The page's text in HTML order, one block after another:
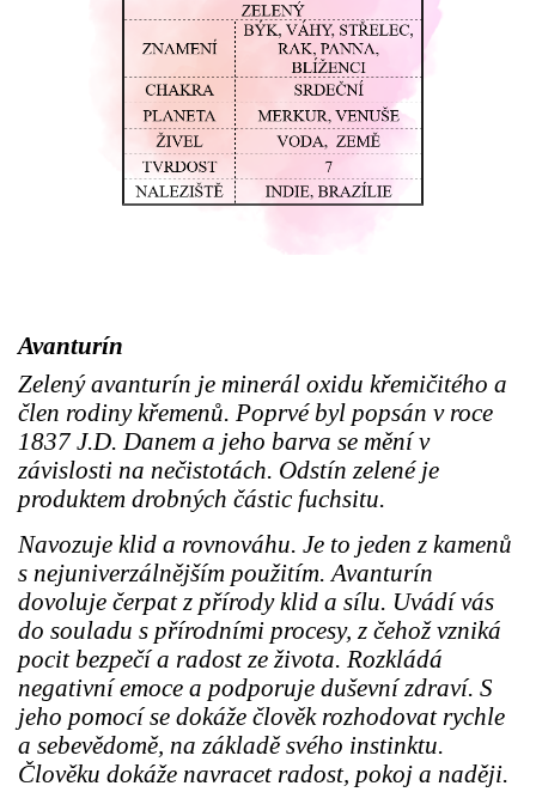
Avanturín
Zelený avanturín je minerál oxidu křemičitého a
člen rodiny křemenů. Poprvé byl popsán v roce
1837 J.D. Danem a jeho barva se mění v
závislosti na nečistotách. Odstín zelené je
produktem drobných částic fuchsitu.
Navozuje klid a rovnováhu. Je to jeden z kamenů
s nejuniverzálnějším použitím. Avanturín
dovoluje čerpat z přírody klid a sílu. Uvádí vás
do souladu s přírodními procesy, z čehož vzniká
pocit bezpečí a radost ze života. Rozkládá
negativní emoce a podporuje duševní zdraví. S
jeho pomocí se dokáže člověk rozhodovat rychle
a sebevědomě, na základě svého instinktu.
Člověku dokáže navracet radost, pokoj a naději.